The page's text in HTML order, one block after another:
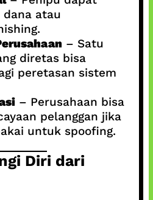
atau
– Satu
diretas bisa
peretasan sistem
– Perusahaan bisa
pelanggan jika
untuk spoofing.
Diri dari